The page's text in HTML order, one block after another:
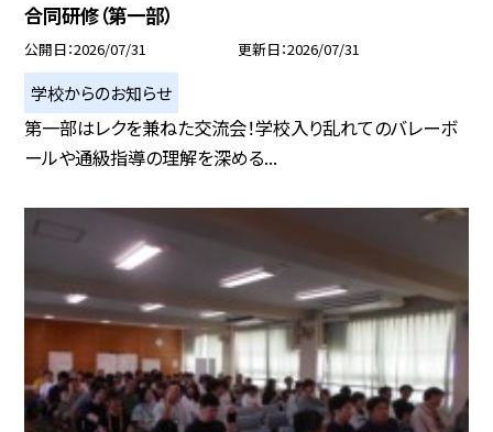
合同研修（第一部）
公開日 2026/07/31 更新日 2026/07/31
学校からのお知らせ
第一部はレクを兼ねた交流会！学校入り乱れてのバレーボ
ールや通級指導の理解を深める...